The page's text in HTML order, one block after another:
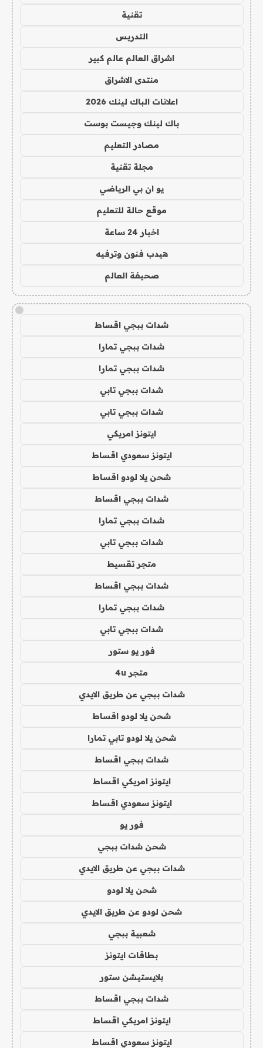
تقنية
التدريس
اشراق العالم عالم كبير
منتدى الاشراق
اعلانات الباك لينك 2026
باك لينك وجيست بوست
مصادر التعليم
مجلة تقنية
يو ان بي الرياضي
موقع حالة للتعليم
اخبار 24 ساعة
هيدب فنون وترفيه
صحيفة العالم
!
شدات ببجي اقساط
شدات ببجي تمارا
شدات ببجي تمارا
شدات ببجي تابي
شدات ببجي تابي
ايتونز امريكي
ايتونز سعودي اقساط
شحن يلا لودو اقساط
شدات ببجي اقساط
شدات ببجي تمارا
شدات ببجي تابي
متجر تقسيط
شدات ببجي اقساط
شدات ببجي تمارا
شدات ببجي تابي
فور يو ستور
متجر 4u
شدات ببجي عن طريق الايدي
شحن يلا لودو اقساط
شحن يلا لودو تابي تمارا
شدات ببجي اقساط
ايتونز امريكي اقساط
ايتونز سعودي اقساط
فور يو
شحن شدات ببجي
شدات ببجي عن طريق الايدي
شحن يلا لودو
شحن لودو عن طريق الايدي
شعبية ببجي
بطاقات ايتونز
بلايستيشن ستور
شدات ببجي اقساط
ايتونز امريكي اقساط
ايتونز سعودي اقساط